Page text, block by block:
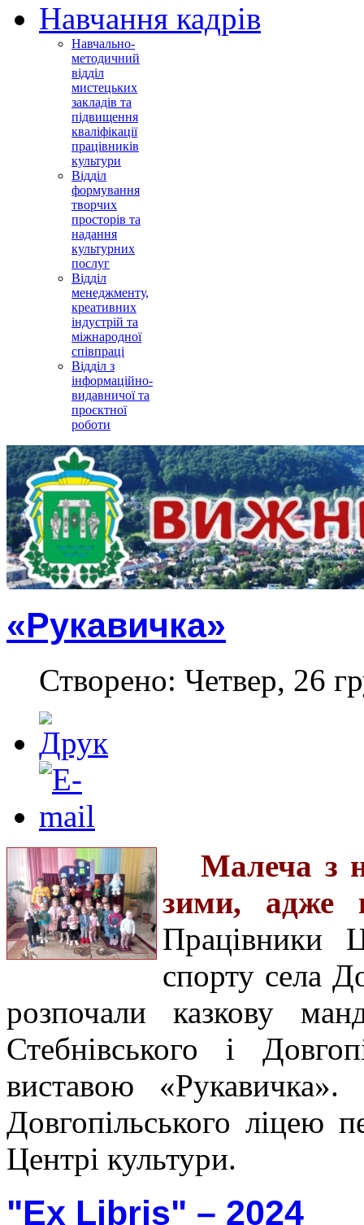
Навчання кадрів
Навчально-
методичний
відділ
мистецьких
закладів та
підвищення
кваліфікації
працівників
культури
Відділ
формування
творчих
просторів та
надання
культурних
послуг
Відділ
менеджменту,
креативних
індустрій та
міжнародної
співпраці
Відділ з
інформаційно-
видавничої та
проєктної
роботи
«Рукавичка»
Створено: Четвер, 26
Малеча з
зими, адже
Працівники
спорту села
розпочали казкову
Стебнівського і
виставою
Довгопільського ліцею
Центрі культури.
"Ex Libris" – 2024